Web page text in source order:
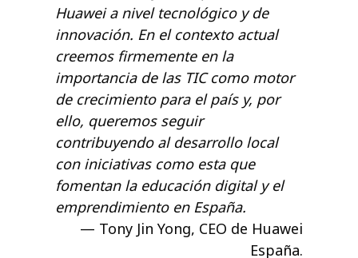
Huawei a nivel tecnológico y de
innovación. En el contexto actual
creemos firmemente en la
importancia de las TIC como motor
de crecimiento para el país y, por
ello, queremos seguir
contribuyendo al desarrollo local
con iniciativas como esta que
fomentan la educación digital y el
emprendimiento en España.
Tony Jin Yong, CEO de Huawei
España.